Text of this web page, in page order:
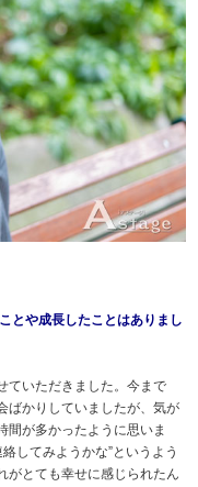
とや成長したことはありまし
ていただきました。今まで
ばかりしていましたが、気が
間が多かったように思いま
してみようかな”というよう
がとても幸せに感じられたん